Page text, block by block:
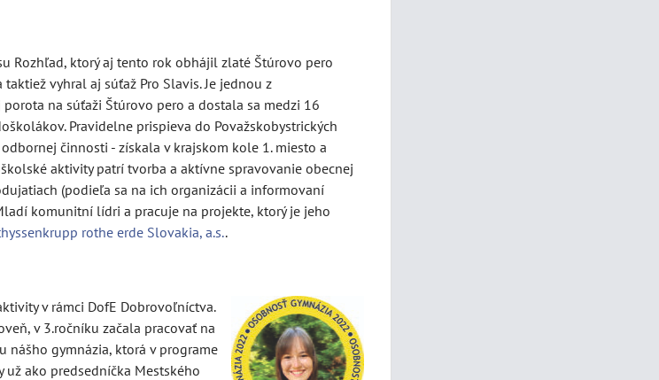
Rozhľad, ktorý aj tento rok obhájil zlaté Štúrovo pero
vyhral aj súťaž Pro Slavis. Je jednou z
na súťaži Štúrovo pero a dostala sa medzi 16
Pravidelne prispieva do Považskobystrických
činnosti - získala v krajskom kole 1. miesto a
aktivity patrí tvorba a aktívne spravovanie obecnej
(podieľa sa na ich organizácii a informovaní
komunitní lídri a pracuje na projekte, ktorý je jeho
rothe erde Slovakia, a.s..
v rámci DofE Dobrovoľníctva.
v 3.ročníku začala pracovať na
gymnázia, ktorá v programe
ako predsedníčka Mestského